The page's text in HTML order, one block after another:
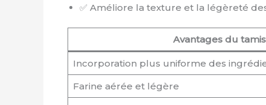
✅ Améliore la texture et la légèreté
Avantages du
Incorporation plus uniforme des
Farine aérée et légère